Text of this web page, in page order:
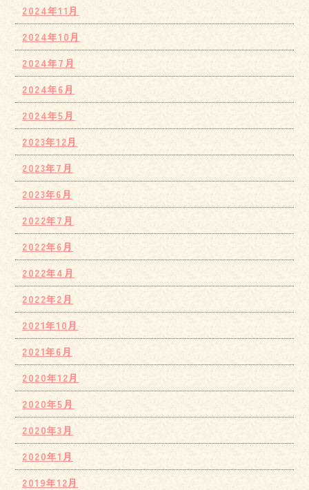
2024年11月
2024年10月
2024年7月
2024年6月
2024年5月
2023年12月
2023年7月
2023年6月
2022年7月
2022年6月
2022年4月
2022年2月
2021年10月
2021年6月
2020年12月
2020年5月
2020年3月
2020年1月
2019年12月